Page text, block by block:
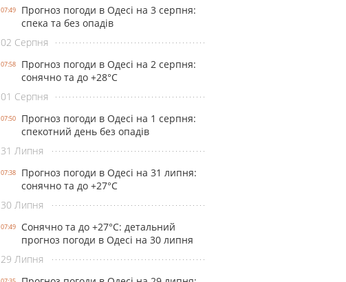
07:49
Прогноз погоди в Одесі на 3 серпня:
спека та без опадів
02 Серпня
07:58
Прогноз погоди в Одесі на 2 серпня:
сонячно та до +28°С
01 Серпня
07:50
Прогноз погоди в Одесі на 1 серпня:
спекотний день без опадів
31 Липня
07:38
Прогноз погоди в Одесі на 31 липня:
сонячно та до +27°С
30 Липня
07:49
Сонячно та до +27°С: детальний
прогноз погоди в Одесі на 30 липня
29 Липня